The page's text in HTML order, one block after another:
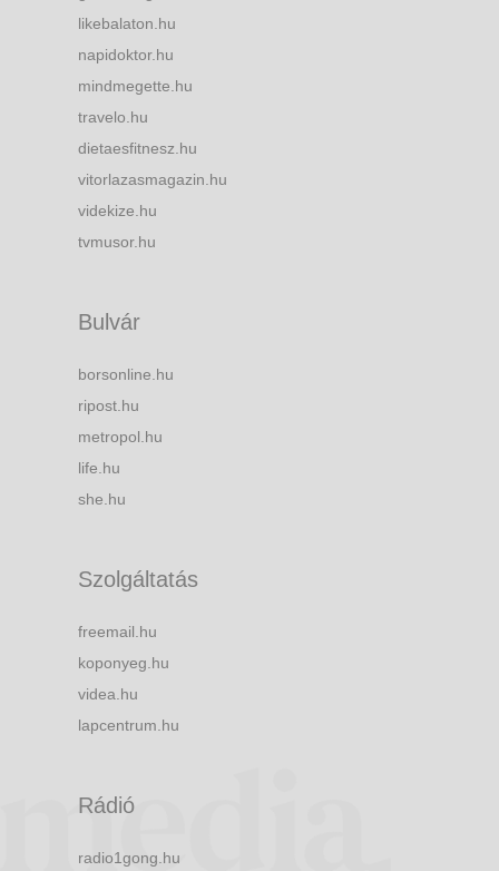
likebalaton.hu
napidoktor.hu
mindmegette.hu
travelo.hu
dietaesfitnesz.hu
vitorlazasmagazin.hu
videkize.hu
tvmusor.hu
Bulvár
borsonline.hu
ripost.hu
metropol.hu
life.hu
she.hu
Szolgáltatás
freemail.hu
koponyeg.hu
videa.hu
lapcentrum.hu
Rádió
radio1gong.hu